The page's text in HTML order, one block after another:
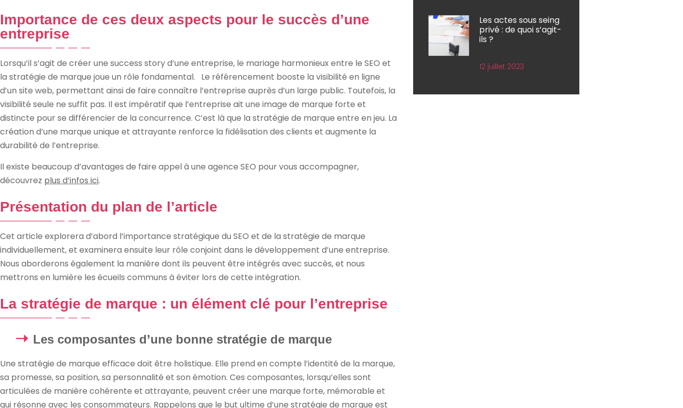
Importance de ces deux aspects pour le succès d’une
entreprise
Lorsqu’il s’agit de créer une success story d’une entreprise, le mariage harmonieux entre le SEO et
la stratégie de marque joue un rôle fondamental. Le référencement booste la visibilité en ligne
d’un site web, permettant ainsi de faire connaître l’entreprise auprès d’un large public. Toutefois, la
visibilité seule ne suffit pas. Il est impératif que l’entreprise ait une image de marque forte et
distincte pour se différencier de la concurrence. C’est là que la stratégie de marque entre en jeu. La
création d’une marque unique et attrayante renforce la fidélisation des clients et augmente la
durabilité de l’entreprise.
Il existe beaucoup d’avantages de faire appel à une agence SEO pour vous accompagner,
découvrez plus d’infos ici.
Présentation du plan de l’article
Cet article explorera d’abord l’importance stratégique du SEO et de la stratégie de marque
individuellement, et examinera ensuite leur rôle conjoint dans le développement d’une entreprise.
Nous aborderons également la manière dont ils peuvent être intégrés avec succès, et nous
mettrons en lumière les écueils communs à éviter lors de cette intégration.
La stratégie de marque : un élément clé pour l’entreprise
Les composantes d’une bonne stratégie de marque
Une stratégie de marque efficace doit être holistique. Elle prend en compte l’identité de la marque,
sa promesse, sa position, sa personnalité et son émotion. Ces composantes, lorsqu’elles sont
articulées de manière cohérente et attrayante, peuvent créer une marque forte, mémorable et
qui résonne avec les consommateurs. Rappelons que le but ultime d’une stratégie de marque est
Les actes sous seing
privé : de quoi s’agit-
ils ?
12 juillet 2023